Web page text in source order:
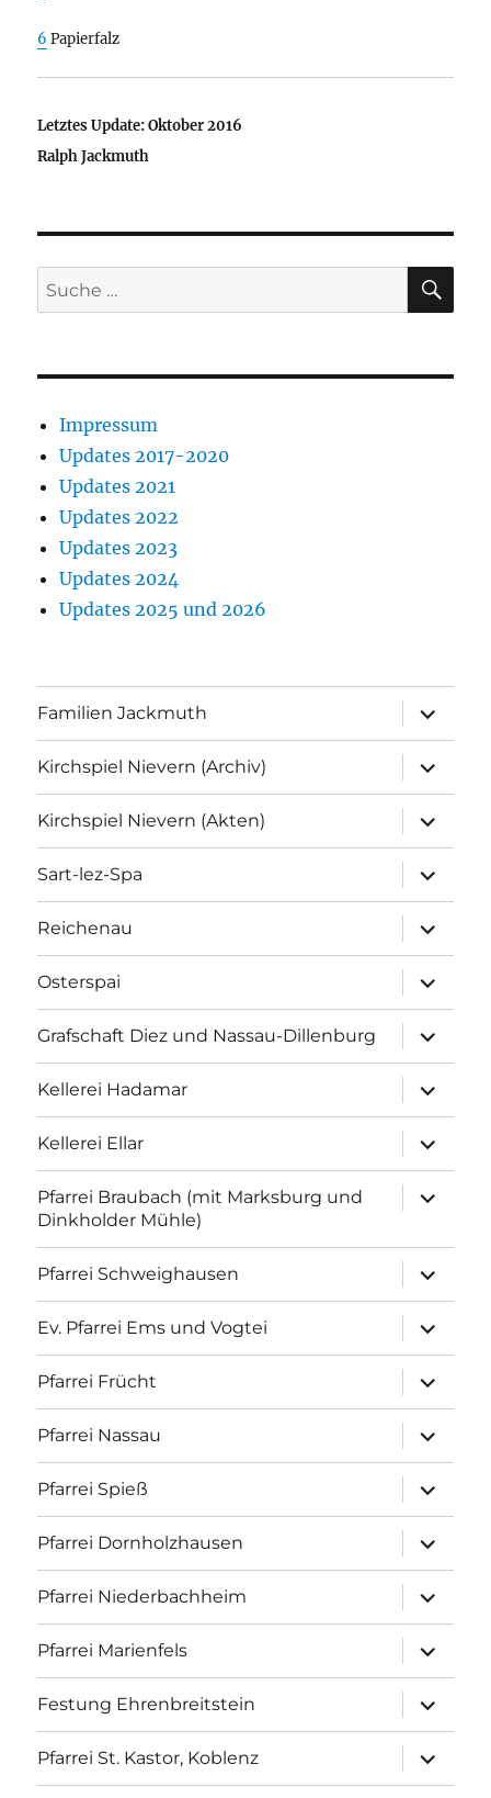
6 Papierfalz
Letztes Update: Oktober 2016
Ralph Jackmuth
Suche
nach:
Impressum
Updates 2017-2020
Updates 2021
Updates 2022
Updates 2023
Updates 2024
Updates 2025 und 2026
Familien Jackmuth
anzeigen
Kirchspiel Nievern (Archiv)
anzeigen
Kirchspiel Nievern (Akten)
anzeigen
Sart-lez-Spa
anzeigen
Reichenau
anzeigen
Osterspai
anzeigen
Grafschaft Diez und Nassau-Dillenburg
anzeigen
Kellerei Hadamar
anzeigen
Kellerei Ellar
anzeigen
Pfarrei Braubach (mit Marksburg und
Dinkholder Mühle)
anzeigen
Pfarrei Schweighausen
anzeigen
Ev. Pfarrei Ems und Vogtei
anzeigen
Pfarrei Frücht
anzeigen
Pfarrei Nassau
anzeigen
Pfarrei Spieß
anzeigen
Pfarrei Dornholzhausen
anzeigen
Pfarrei Niederbachheim
anzeigen
Pfarrei Marienfels
anzeigen
Festung Ehrenbreitstein
anzeigen
Pfarrei St. Kastor, Koblenz
anzeigen